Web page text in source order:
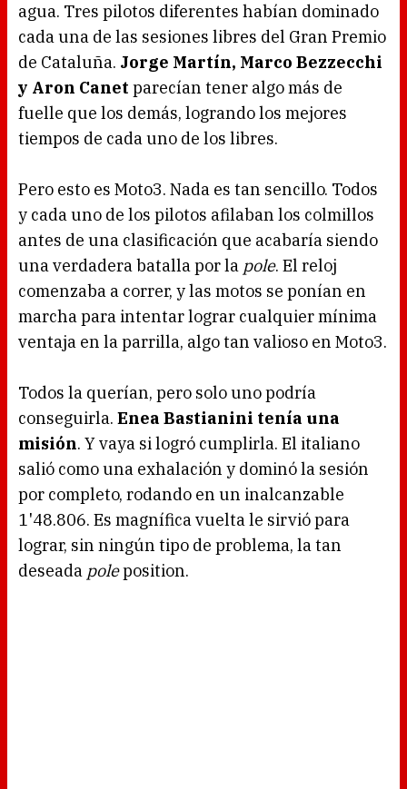
agua. Tres pilotos diferentes habían dominado
cada una de las sesiones libres del Gran Premio
de Cataluña. Jorge Martín, Marco Bezzecchi
y Aron Canet parecían tener algo más de
fuelle que los demás, logrando los mejores
tiempos de cada uno de los libres.
Pero esto es Moto3. Nada es tan sencillo. Todos
y cada uno de los pilotos afilaban los colmillos
antes de una clasificación que acabaría siendo
una verdadera batalla por la pole. El reloj
comenzaba a correr, y las motos se ponían en
marcha para intentar lograr cualquier mínima
ventaja en la parrilla, algo tan valioso en Moto3.
Todos la querían, pero solo uno podría
conseguirla. Enea Bastianini tenía una
misión. Y vaya si logró cumplirla. El italiano
salió como una exhalación y dominó la sesión
por completo, rodando en un inalcanzable
1'48.806. Es magnífica vuelta le sirvió para
lograr, sin ningún tipo de problema, la tan
deseada poleposition.